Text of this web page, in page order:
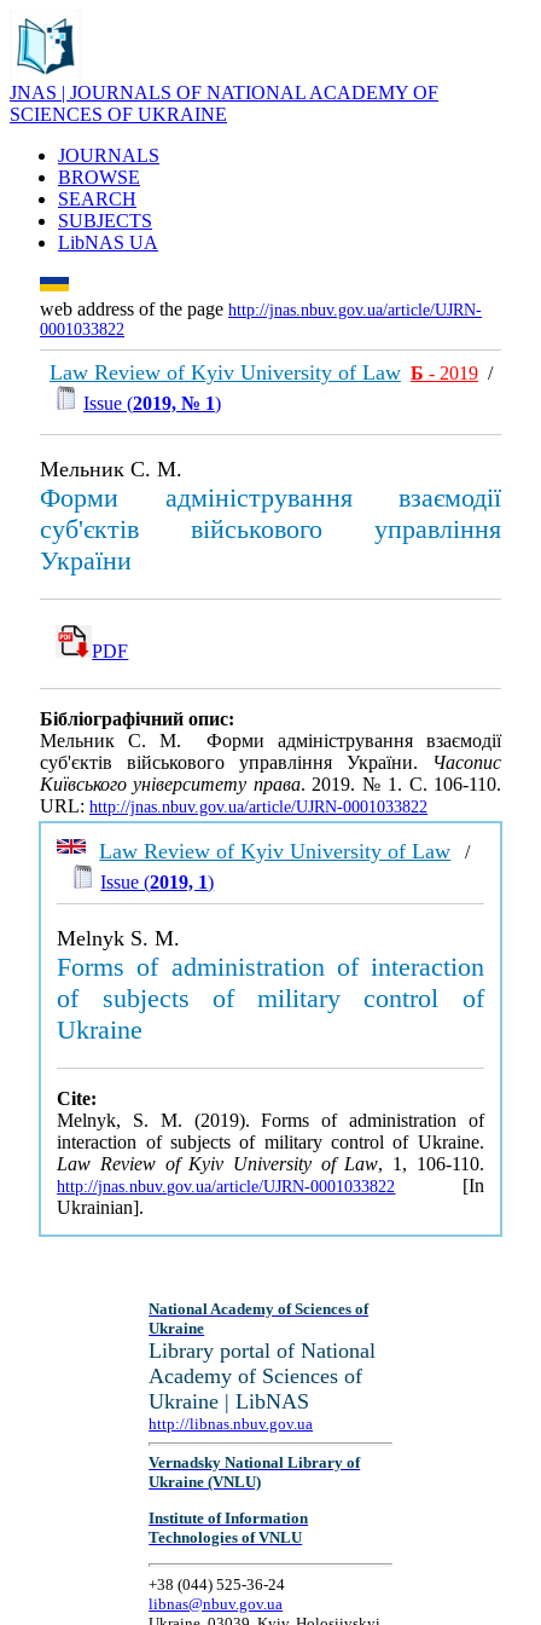
JNAS | JOURNALS OF NATIONAL ACADEMY OF
SCIENCES OF UKRAINE
JOURNALS
BROWSE
SEARCH
SUBJECTS
LibNAS UA
web address of the page http://jnas.nbuv.gov.ua/article/UJRN-
0001033822
Law Review of Kyiv University of Law Б - 2019 /
Issue (2019, № 1)
Мельник С. М.
Форми адміністрування взаємодії
суб'єктів військового управління
України
PDF
Бібліографічний опис:
Мельник С. М. Форми адміністрування взаємодії
суб'єктів військового управління України. Часопис
Київського університету права. 2019. № 1. С. 106-110.
URL: http://jnas.nbuv.gov.ua/article/UJRN-0001033822
Law Review of Kyiv University of Law /
Issue (2019, 1)
Melnyk S. M.
Forms of administration of interaction
of subjects of military control of
Ukraine
Cite:
Melnyk, S. M. (2019). Forms of administration of
interaction of subjects of military control of Ukraine.
Law Review of Kyiv University of Law, 1, 106-110.
http://jnas.nbuv.gov.ua/article/UJRN-0001033822 [In
Ukrainian].
National Academy of Sciences of
Ukraine
Library portal of National
Academy of Sciences of
Ukraine | LibNAS
http://libnas.nbuv.gov.ua
Vernadsky National Library of
Ukraine (VNLU)
Institute of Information
Technologies of VNLU
+38 (044) 525-36-24
libnas@nbuv.gov.ua